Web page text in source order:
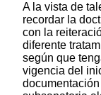
A la vista de
recordar la
con la
diferente
según que
vigencia del